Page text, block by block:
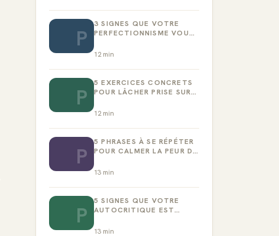
P
3 SIGNES QUE VOTRE
PERFECTIONNISME VOUS
12min
P
5 EXERCICES CONCRETS
POUR LÂCHER PRISE SUR
12min
P
5 PHRASES À SE RÉPÉTER
POUR CALMER LA PEUR DE
13 min
P
5 SIGNES QUE VOTRE
AUTOCRITIQUE EST
13 min